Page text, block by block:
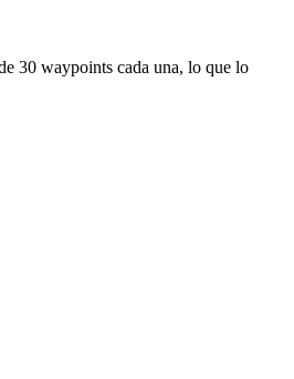
30 waypoints cada una, lo que lo